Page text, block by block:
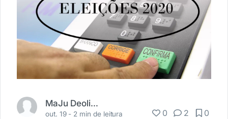
MaJu Deolindo
out. 19 - 2 min de leitura 0 2 0